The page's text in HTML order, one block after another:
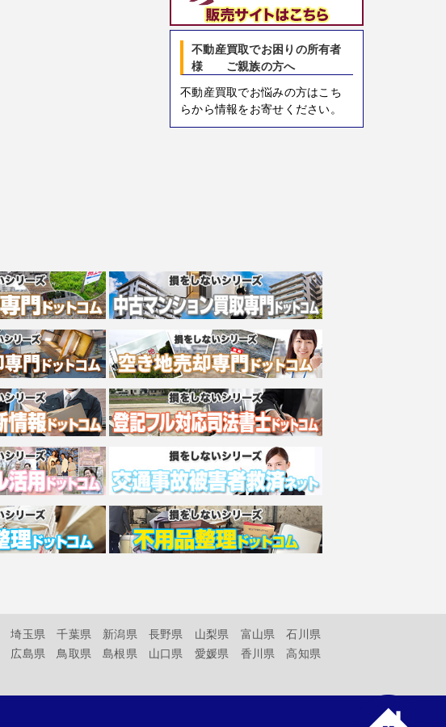
不動産買取でお困りの所有者
様 ご親族の方へ
不動産買取でお悩みの方はこち
らから情報をお寄せください。
埼玉県 千葉県 新潟県 長野県 山梨県 富山県
石川県
広島県 鳥取県 島根県 山口県 愛媛県 香川県
高知県